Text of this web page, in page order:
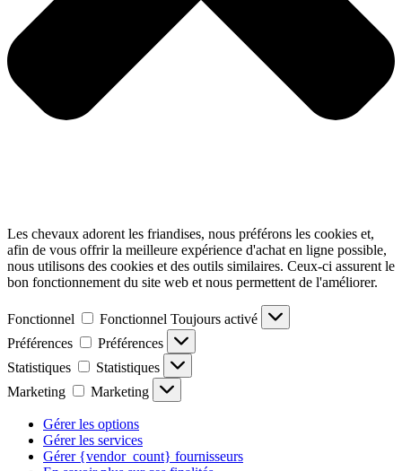
Les chevaux adorent les friandises, nous préférons les cookies et,
afin de vous offrir la meilleure expérience d'achat en ligne possible,
nous utilisons des cookies et des outils similaires. Ceux-ci assurent le
bon fonctionnement du site web et nous permettent de l'améliorer.
Fonctionnel Fonctionnel Toujours activé
Préférences
Préférences
Statistiques
Statistiques
Marketing
Marketing
Gérer les options
Gérer les services
Gérer {vendor_count} fournisseurs